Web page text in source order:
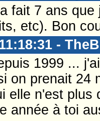
fait 7 ans
etc). Bon
-
1999 ...
on prenait 24
elle n'est plus
année à toi